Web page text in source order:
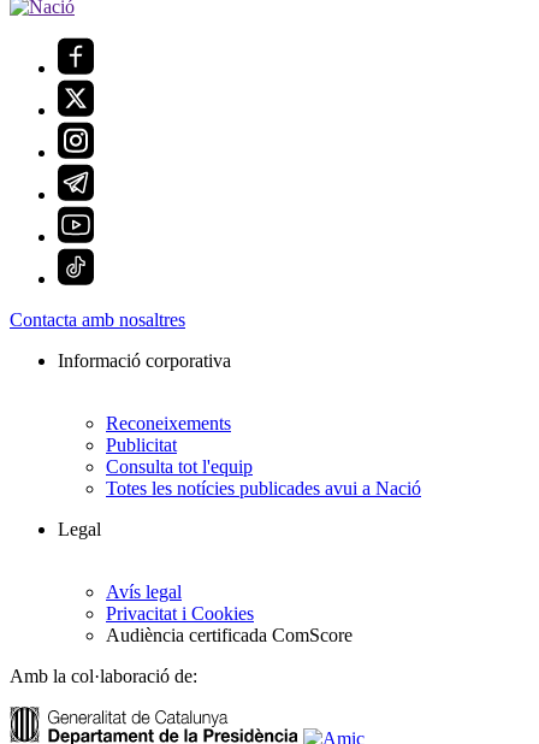
Contacta amb nosaltres
Informació corporativa
Reconeixements
Publicitat
Consulta tot l'equip
Totes les notícies publicades avui a Nació
Legal
Avís legal
Privacitat i Cookies
Audiència certificada ComScore
Amb la col·laboració de: